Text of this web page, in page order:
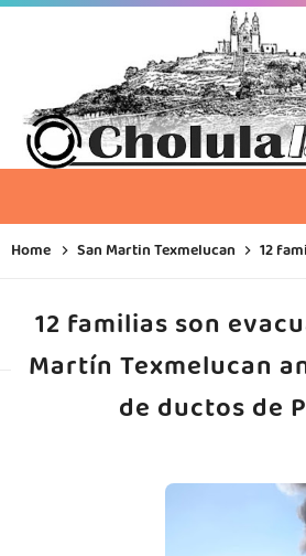
Home San Martin Texmelucan 12 familias son
12 familias son
Martín Texmelucan
de ductos de